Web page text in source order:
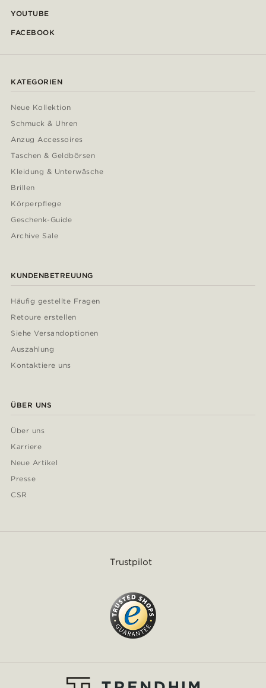
YOUTUBE
FACEBOOK
KATEGORIEN
Neue Kollektion
Schmuck & Uhren
Anzug Accessoires
Taschen & Geldbörsen
Kleidung & Unterwäsche
Brillen
Körperpflege
Geschenk-Guide
Archive Sale
KUNDENBETREUUNG
Häufig gestellte Fragen
Retoure erstellen
Siehe Versandoptionen
Auszahlung
Kontaktiere uns
ÜBER UNS
Über uns
Karriere
Neue Artikel
Presse
CSR
Trustpilot